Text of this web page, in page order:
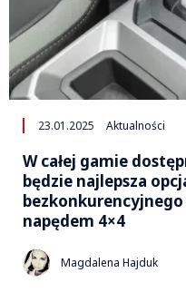
23.01.2025 Aktualności
W całej gamie
będzie najlepsza
napędem 4×4
Magdalena Hajduk